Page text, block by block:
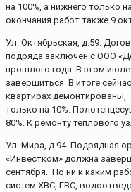
на 100%, а нижнего только
окончания работ также 9
Ул. Октябрьская, д.59.
подряда заключен с ООО
прошлого года. В этом
завершиться. В итоге
квартирах демонтированы,
только на 10%.
80%. К ремонту теплового
Ул. Мира, д.94. Подрядная
«Инвестком» должна
сентября. Но ни к каким
систем ХВС, ГВС,